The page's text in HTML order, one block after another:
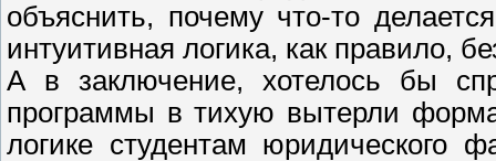
объяснить, почему что-то
интуитивная логика, как правило,
А в заключение, хотелось бы
программы в тихую вытерли
логике студентам юридического